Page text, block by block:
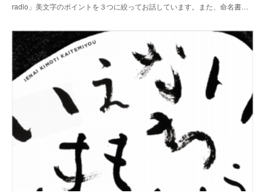
radio」美文字のポイントを３つに絞ってお話しています。また、命名書…